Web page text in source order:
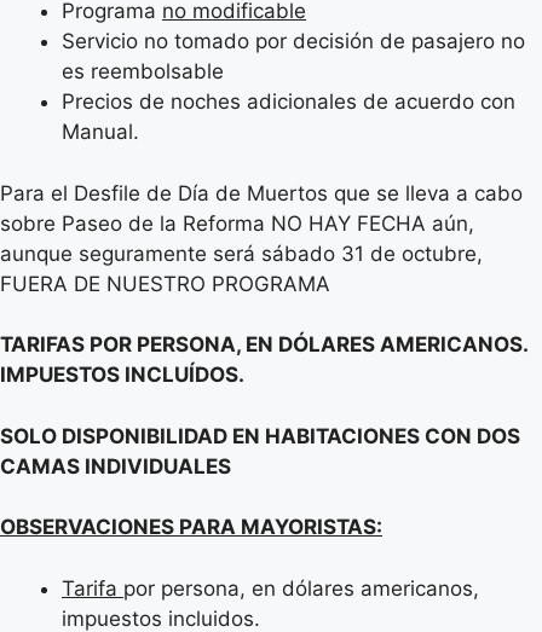
Programa no modificable
Servicio no tomado por decisión de pasajero no
es reembolsable
Precios de noches adicionales de acuerdo con
Manual.
Para el Desfile de Día de Muertos que se lleva a cabo
sobre Paseo de la Reforma NO HAY FECHA aún,
aunque seguramente será sábado 31 de octubre,
FUERA DE NUESTRO PROGRAMA
TARIFAS POR PERSONA, EN DÓLARES AMERICANOS.
IMPUESTOS INCLUÍDOS.
SOLO DISPONIBILIDAD EN HABITACIONES CON DOS
CAMAS INDIVIDUALES
OBSERVACIONES PARA MAYORISTAS:
Tarifa por persona, en dólares americanos,
impuestos incluidos.